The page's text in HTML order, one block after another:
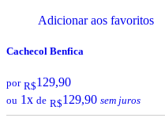
Adicionar aos favoritos
Cachecol Benfica
por R$129,90
ou 1x de R$129,90 sem juros